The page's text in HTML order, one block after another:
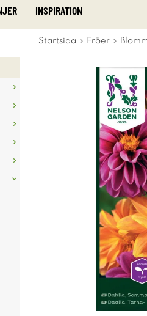
INSPIRATION
Startsida Fröer